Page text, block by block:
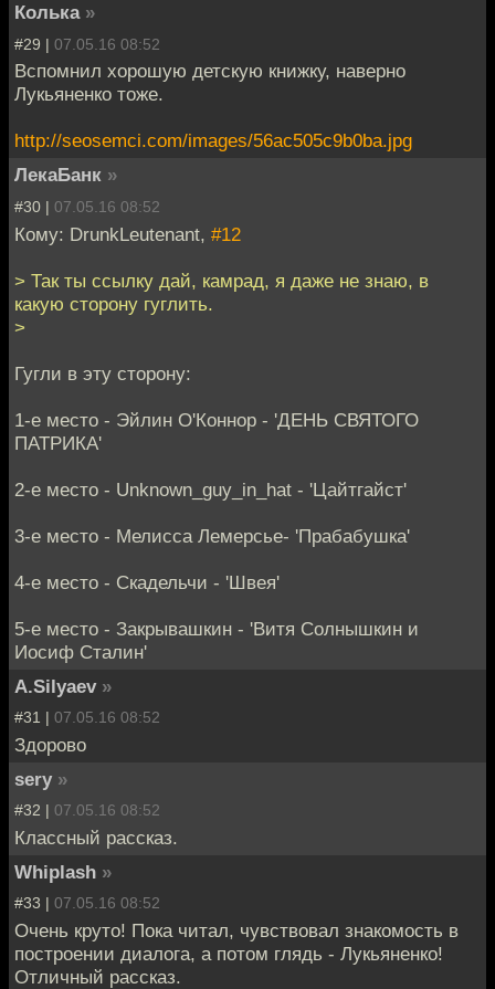
Колька »
#29 | 07.05.16 08:52
Вспомнил хорошую детскую книжку, наверно
Лукьяненко тоже.
http://seosemci.com/images/56ac505c9b0ba.jpg
ЛекаБанк »
#30 | 07.05.16 08:52
Кому: DrunkLeutenant, #12
> Так ты ссылку дай, камрад, я даже не знаю, в
какую сторону гуглить.
>
Гугли в эту сторону:
1-e место - Эйлин О'Коннор - 'ДЕНЬ СВЯТОГО
ПАТРИКА'
2-e место - Unknown_guy_in_hat - 'Цайтгайст'
3-e место - Мелисса Лемерсье- 'Прабабушка'
4-e место - Скадельчи - 'Швея'
5-e место - Закрывашкин - 'Витя Солнышкин и
Иосиф Сталин'
A.Silyaev »
#31 | 07.05.16 08:52
Здорово
sery »
#32 | 07.05.16 08:52
Классный рассказ.
Whiplash »
#33 | 07.05.16 08:52
Очень круто! Пока читал, чувствовал знакомость в
построении диалога, а потом глядь - Лукьяненко!
Отличный рассказ.